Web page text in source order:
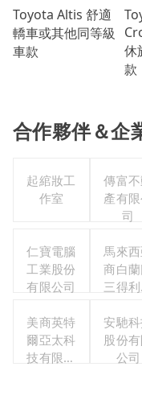
Toyota Altis 舒適
轎車或其他同等級
車款
休
款
合作夥伴＆企
起綰妝工
作室
傳富
產有
司
仁寶電腦
工業股份
有限公司
馬來
商白
三得利
司台
公司
美商英特
爾亞太科
技有限公
安馳
股份有
公司